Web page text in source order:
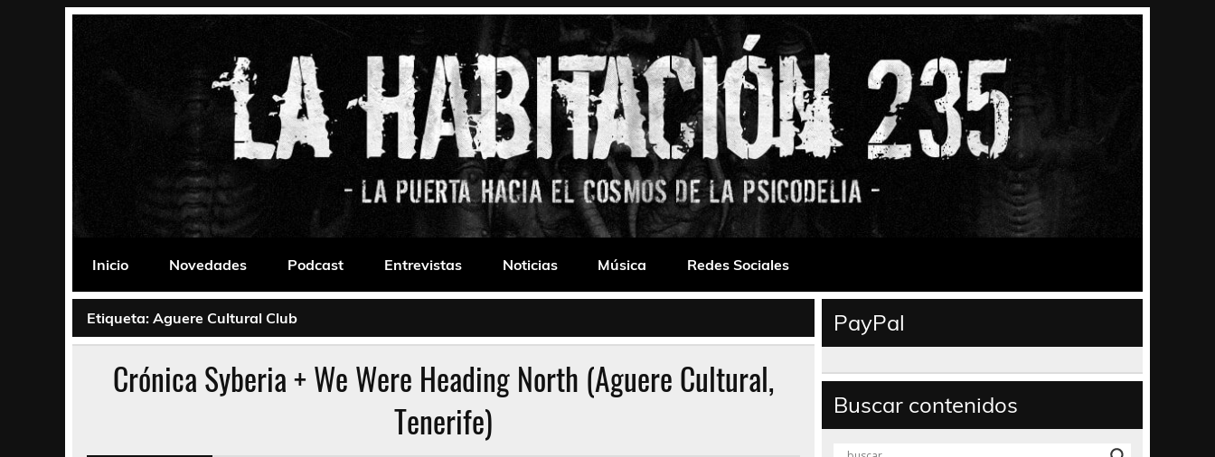
La Habitación 235
Inicio
Novedades Podcast Entrevistas Noticias Música Redes Sociales
Etiqueta: Aguere Cultural Club
Crónica Syberia + We Were Heading North (Aguere Cultural,
Tenerife)
PayPal
Buscar contenidos